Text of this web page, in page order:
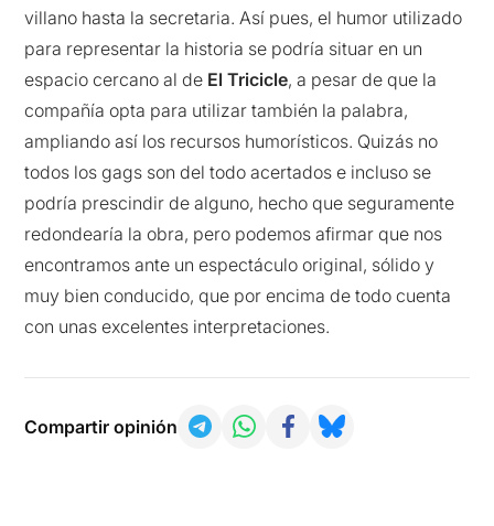
villano hasta la secretaria. Así pues, el humor utilizado
para representar la historia se podría situar en un
espacio cercano al de El Tricicle, a pesar de que la
compañía opta para utilizar también la palabra,
ampliando así los recursos humorísticos. Quizás no
todos los gags son del todo acertados e incluso se
podría prescindir de alguno, hecho que seguramente
redondearía la obra, pero podemos afirmar que nos
encontramos ante un espectáculo original, sólido y
muy bien conducido, que por encima de todo cuenta
con unas excelentes interpretaciones.
Compartir opinión